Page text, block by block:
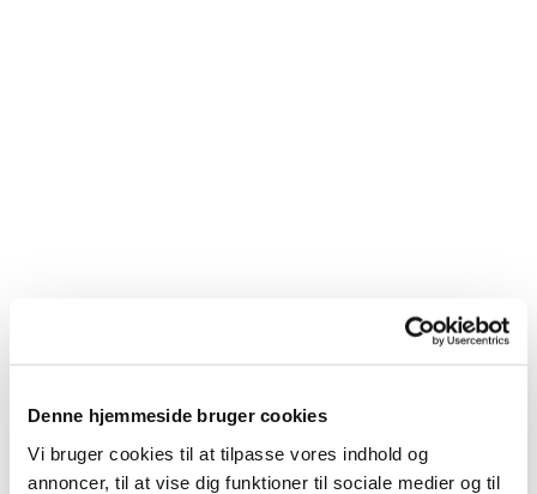
Denne hjemmeside bruger cookies
Vi bruger cookies til at tilpasse vores indhold og
annoncer, til at vise dig funktioner til sociale medier og til